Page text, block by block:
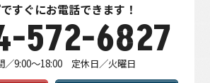
すぐにお電話できます！
572-6827
／9:00～18:00 定休日／火曜日